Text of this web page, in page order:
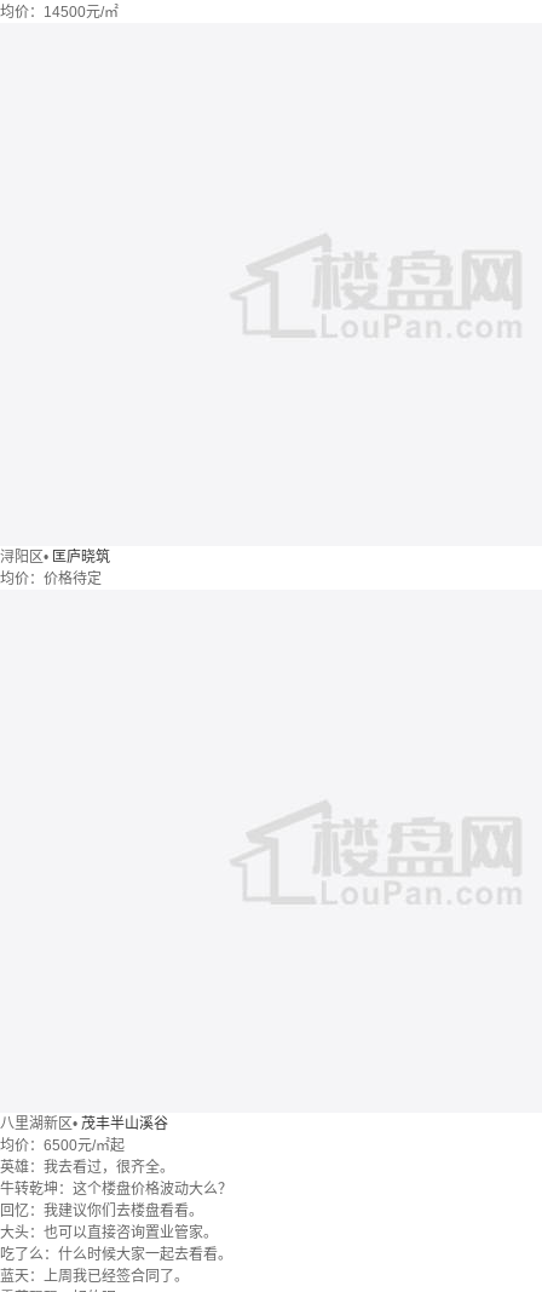
均价： 14500元/㎡
浔阳区• 匡庐晓筑
均价： 价格待定
八里湖新区• 茂丰半山溪谷
均价： 6500元/㎡起
英雄：我去看过，很齐全。
牛转乾坤：这个楼盘价格波动大么？
回忆：我建议你们去楼盘看看。
大头：也可以直接咨询置业管家。
吃了么：什么时候大家一起去看看。
蓝天：上周我已经签合同了。